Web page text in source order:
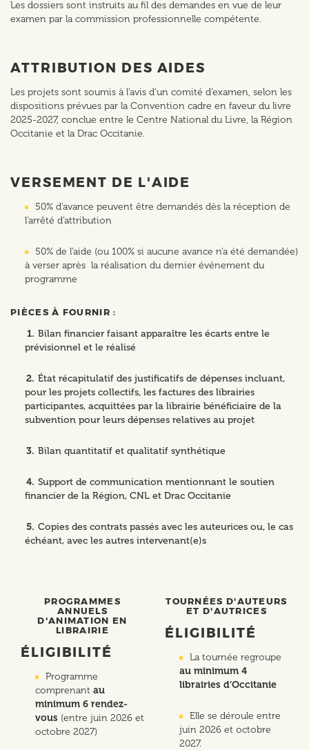
Les dossiers sont instruits au fil des demandes en vue de leur
examen par la commission professionnelle compétente.
ATTRIBUTION DES AIDES
Les projets sont soumis à l’avis d’un comité d’examen, selon les
dispositions prévues par la Convention cadre en faveur du livre
2025-2027, conclue entre le Centre National du Livre, la Région
Occitanie et la Drac Occitanie.
VERSEMENT DE L'AIDE
50% d’avance peuvent être demandés dès la réception de
l’arrêté d’attribution
50% de l’aide (ou 100% si aucune avance n’a été demandée)
à verser après la réalisation du dernier événement du
programme
PIÈCES À FOURNIR :
Bilan financier faisant apparaître les écarts entre le
prévisionnel et le réalisé
État récapitulatif des justificatifs de dépenses incluant,
pour les projets collectifs, les factures des librairies
participantes, acquittées par la librairie bénéficiaire de la
subvention pour leurs dépenses relatives au projet
Bilan quantitatif et qualitatif synthétique
Support de communication mentionnant le soutien
financier de la Région, CNL et Drac Occitanie
Copies des contrats passés avec les auteurices ou, le cas
échéant, avec les autres intervenant(e)s
PROGRAMMES
ANNUELS
D'ANIMATION EN
LIBRAIRIE
ÉLIGIBILITÉ
Programme
comprenant au
minimum 6 rendez-
vous (entre juin 2026 et
octobre 2027)
TOURNÉES D'AUTEURS
ET D'AUTRICES
ÉLIGIBILITÉ
La tournée regroupe
au minimum 4
librairies d’Occitanie
Elle se déroule entre
juin 2026 et octobre
2027.